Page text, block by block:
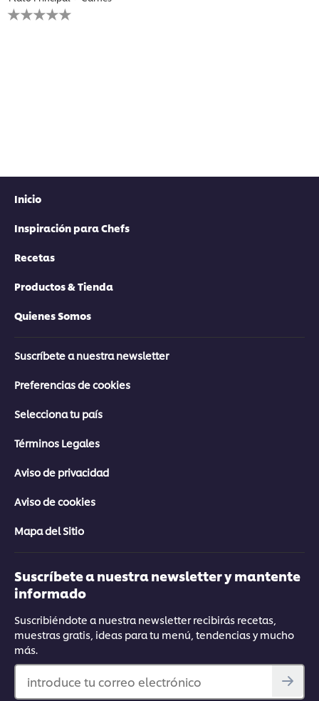
No
se
Inicio
Inspiración para Chefs
Recetas
Productos & Tienda
Quienes Somos
Suscríbete a nuestra newsletter
Preferencias de cookies
Selecciona tu país
Términos Legales
Aviso de privacidad
Aviso de cookies
Mapa del Sitio
Suscríbete a nuestra newsletter y mantente
informado
Suscribiéndote a nuestra newsletter recibirás recetas,
muestras gratis, ideas para tu menú, tendencias y mucho
más.
introduce tu correo electrónico